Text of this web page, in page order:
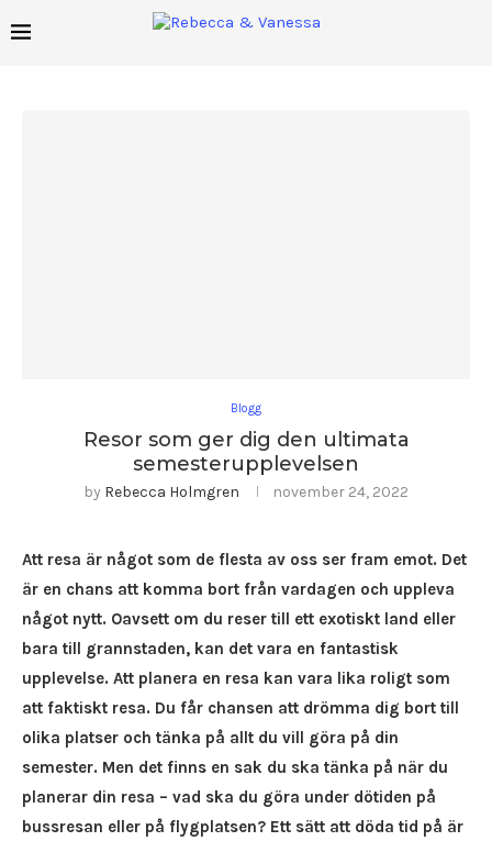
Blogg
Resor som ger dig den ultimata
semesterupplevelsen
by Rebecca Holmgren november 24, 2022
Att resa är något som de flesta av oss ser fram emot. Det
är en chans att komma bort från vardagen och uppleva
något nytt. Oavsett om du reser till ett exotiskt land eller
bara till grannstaden, kan det vara en fantastisk
upplevelse. Att planera en resa kan vara lika roligt som
att faktiskt resa. Du får chansen att drömma dig bort till
olika platser och tänka på allt du vill göra på din
semester. Men det finns en sak du ska tänka på när du
planerar din resa – vad ska du göra under dötiden på
bussresan eller på flygplatsen? Ett sätt att döda tid på är